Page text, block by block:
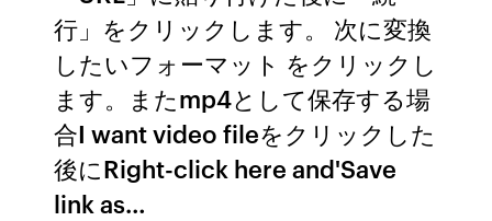
行」をクリックします。 次に変換
したいフォーマット をクリックし
ます。またmp4として保存する場
合I want video fileをクリックした
後にRight-click here and'Save
link as…